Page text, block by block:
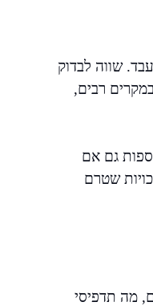
שווה לבדוק
רבים,
גם אם
שטרם
מה תדפיסי